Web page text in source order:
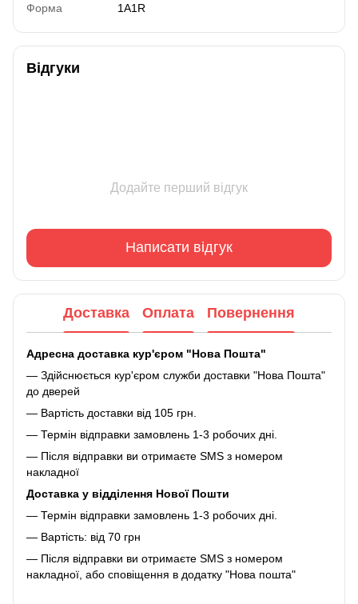
Форма 1A1R
Відгуки
Додайте перший відгук
Написати відгук
Доставка Оплата Повернення
Адресна доставка кур'єром "Нова Пошта"
— Здійснюється кур'єром служби доставки "Нова Пошта"
до дверей
— Вартість доставки від 105 грн.
— Термін відправки замовлень 1-3 робочих дні.
— Після відправки ви отримаєте SMS з номером
накладної
Доставка у відділення Нової Пошти
— Термін відправки замовлень 1-3 робочих дні.
— Вартість: від 70 грн
— Після відправки ви отримаєте SMS з номером
накладної, або сповіщення в додатку "Нова пошта"